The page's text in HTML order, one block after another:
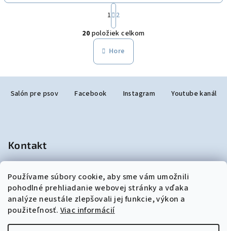
Používame súbory cookie, aby sme vám umožnili
pohodlné prehliadanie webovej stránky a vďaka
analýze neustále zlepšovali jej funkcie, výkon a
použiteľnosť. Viac informácií
O
v
l
á
v
y
v
ý
p
i
S
t
r
á
n
k
o
v
1 2
20 položiek celkom
Hore
e
Salón pre psov Facebook Instagram Youtube kanál
Kontakt
+421948190299